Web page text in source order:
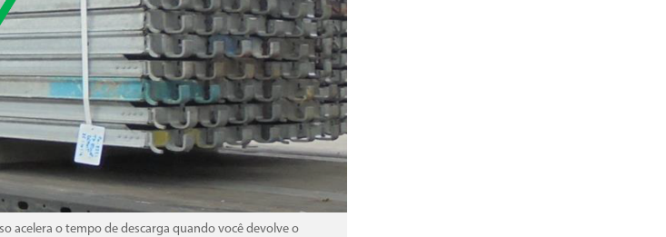
acelera o tempo de descarga quando você devolve o